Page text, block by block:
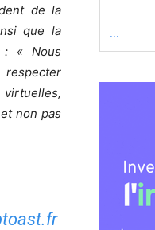
de la
que la
: « Nous
virtuelles,
non pas
...